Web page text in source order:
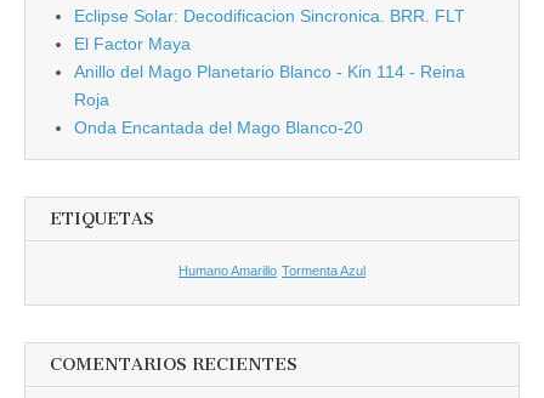
Eclipse Solar: Decodificacion Sincronica. BRR. FLT
El Factor Maya
Anillo del Mago Planetario Blanco - Kin 114 - Reina
Roja
Onda Encantada del Mago Blanco-20
ETIQUETAS
Humano Amarillo Tormenta Azul
COMENTARIOS RECIENTES